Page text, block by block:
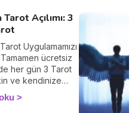
Açılımı: 3
Uygulamamızı
Tamamen ücretsiz
her gün 3 Tarot
ve kendinize
birkaç
içsel